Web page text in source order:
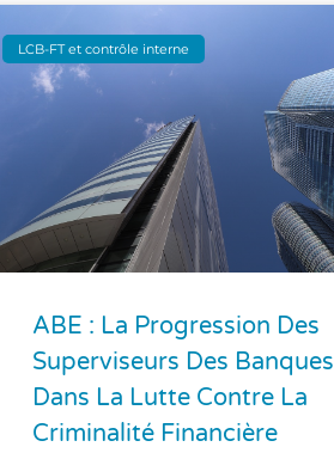
LCB-FT et contrôle interne
ABE : La Progression Des
Superviseurs Des Banques
Dans La Lutte Contre La
Criminalité Financière